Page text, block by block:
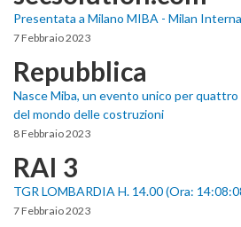
Presentata a Milano MIBA - Milan
7 Febbraio 2023
Repubblica
Nasce Miba, un evento unico per
del mondo delle costruzioni
8 Febbraio 2023
RAI 3
TGR LOMBARDIA H. 14.00 (Ora:
7 Febbraio 2023